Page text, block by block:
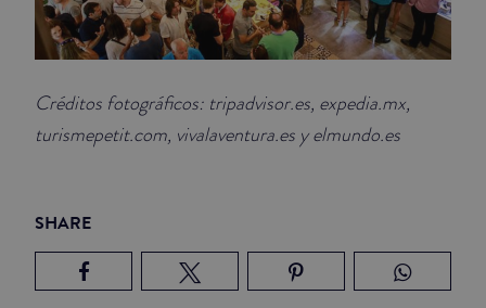
Créditos fotográficos: tripadvisor.es, expedia.mx,
turismepetit.com, vivalaventura.es y elmundo.es
SHARE